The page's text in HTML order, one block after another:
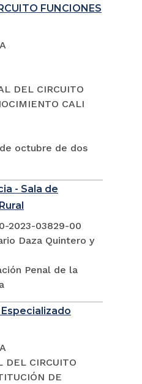
FUNCIONES
DEL CIRCUITO
CALI
octubre de dos
- Sala de
2023-03829-00
Daza Quintero y
Penal de la
DEL CIRCUITO
DE